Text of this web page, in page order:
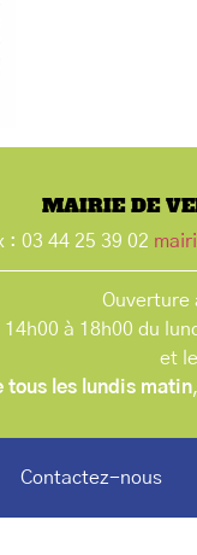
MAIRIE DE
: 03 44 25 39 02
Ouverture
14h00 à 18h00 du
et
tous les lundis matin
Contactez-nous